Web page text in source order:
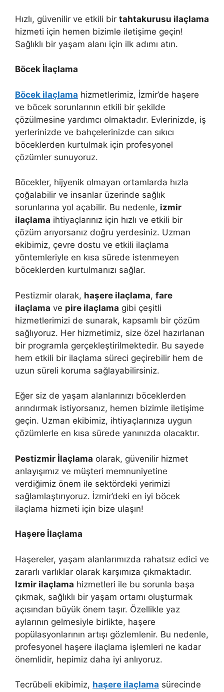
Hızlı, güvenilir ve etkili bir tahtakurusu ilaçlama
hizmeti için hemen bizimle iletişime geçin!
Sağlıklı bir yaşam alanı için ilk adımı atın.
Böcek İlaçlama
Böcek ilaçlama hizmetlerimiz, İzmir’de haşere
ve böcek sorunlarının etkili bir şekilde
çözülmesine yardımcı olmaktadır. Evlerinizde, iş
yerlerinizde ve bahçelerinizde can sıkıcı
böceklerden kurtulmak için profesyonel
çözümler sunuyoruz.
Böcekler, hijyenik olmayan ortamlarda hızla
çoğalabilir ve insanlar üzerinde sağlık
sorunlarına yol açabilir. Bu nedenle, izmir
ilaçlama ihtiyaçlarınız için hızlı ve etkili bir
çözüm arıyorsanız doğru yerdesiniz. Uzman
ekibimiz, çevre dostu ve etkili ilaçlama
yöntemleriyle en kısa sürede istenmeyen
böceklerden kurtulmanızı sağlar.
Pestizmir olarak, haşere ilaçlama, fare
ilaçlama ve pire ilaçlama gibi çeşitli
hizmetlerimizi de sunarak, kapsamlı bir çözüm
sağlıyoruz. Her hizmetimiz, size özel hazırlanan
bir programla gerçekleştirilmektedir. Bu sayede
hem etkili bir ilaçlama süreci geçirebilir hem de
uzun süreli koruma sağlayabilirsiniz.
Eğer siz de yaşam alanlarınızı böceklerden
arındırmak istiyorsanız, hemen bizimle iletişime
geçin. Uzman ekibimiz, ihtiyaçlarınıza uygun
çözümlerle en kısa sürede yanınızda olacaktır.
Pestizmir İlaçlama olarak, güvenilir hizmet
anlayışımız ve müşteri memnuniyetine
verdiğimiz önem ile sektördeki yerimizi
sağlamlaştırıyoruz. İzmir’deki en iyi böcek
ilaçlama hizmeti için bize ulaşın!
Haşere İlaçlama
Haşereler, yaşam alanlarımızda rahatsız edici ve
zararlı varlıklar olarak karşımıza çıkmaktadır.
Izmir ilaçlama hizmetleri ile bu sorunla başa
çıkmak, sağlıklı bir yaşam ortamı oluşturmak
açısından büyük önem taşır. Özellikle yaz
aylarının gelmesiyle birlikte, haşere
popülasyonlarının artışı gözlemlenir. Bu nedenle,
profesyonel haşere ilaçlama işlemleri ne kadar
önemlidir, hepimiz daha iyi anlıyoruz.
Tecrübeli ekibimiz, haşere ilaçlama sürecinde